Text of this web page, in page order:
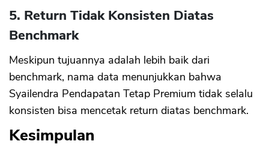
5. Return Tidak Konsisten Diatas
Benchmark
Meskipun tujuannya adalah lebih baik dari
benchmark, nama data menunjukkan bahwa
Syailendra Pendapatan Tetap Premium tidak selalu
konsisten bisa mencetak return diatas benchmark.
Kesimpulan